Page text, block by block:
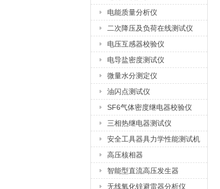
电能质量分析仪
二次降压及负荷在线测试仪
电压互感器校验仪
电导盐密度测试仪
微量水分测定仪
油闪点测试仪
SF6气体密度继电器校验仪
三相热继电器测试仪
安全工具器具力学性能测试机
高压核相器
智能型直流高压发生器
无线氧化锌避雷器分析仪